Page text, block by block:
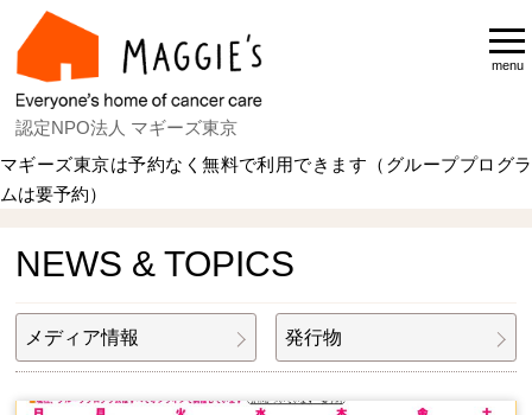
認定NPO法人 マギーズ東京
menu
マギーズ東京は予約なく無料で利用できます（グループプログラ
ムは要予約）
NEWS & TOPICS
メディア情報 発行物